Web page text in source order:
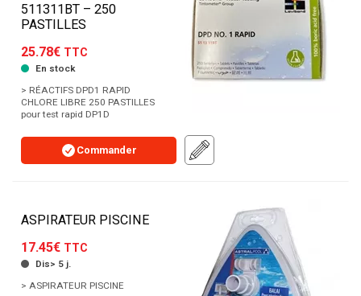
511311BT – 250
PASTILLES
25.78€ TTC
En stock
> RÉACTIFS DPD1 RAPID
CHLORE LIBRE 250 PASTILLES
pour test rapid DP1D
Commander
ASPIRATEUR PISCINE
17.45€ TTC
Dis> 5 j.
> ASPIRATEUR PISCINE